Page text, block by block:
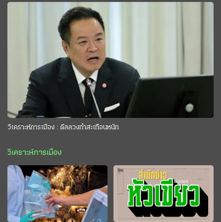
วิเคราะห์การเมือง : ดีลลวงทำสะเทือนหนัก
วิเคราะห์การเมือง